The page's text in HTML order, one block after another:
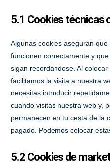
5.1 Cookies técnicas
Algunas cookies aseguran
funcionen correctamente y
sigan recordándose. Al
facilitamos la visita a nuestra
necesitas introducir
cuando visitas nuestra web y,
permanecen en tu cesta de la
pagado. Podemos colocar
5.2 Cookies de